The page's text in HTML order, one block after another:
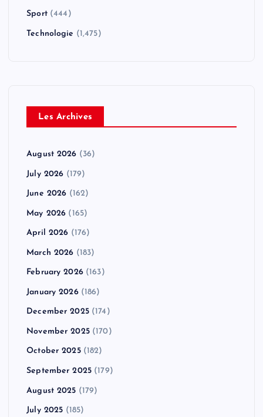
Sport(444)
Technologie (1,475)
Les Archives
August 2026 (36)
July 2026 (179)
June 2026 (162)
May 2026 (165)
April 2026 (176)
March 2026 (183)
February 2026(163)
January 2026(186)
December 2025(174)
November 2025(170)
October 2025(182)
September 2025 (179)
August 2025 (179)
July 2025 (185)